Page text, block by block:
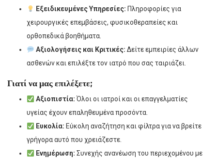
Εξειδικευμένες Υπηρεσίες: Πληροφορίες για
χειρουργικές επεμβάσεις, φυσικοθεραπείες και
ορθοπεδικά βοηθήματα.
Αξιολογήσεις και Κριτικές: Δείτε εμπειρίες άλλων
ασθενών και επιλέξτε τον ιατρό που σας ταιριάζει.
Γιατί να μας επιλέξετε;
Αξιοπιστία: Όλοι οι ιατροί και οι επαγγελματίες
υγείας έχουν επαληθευμένα προσόντα.
Ευκολία: Εύκολη αναζήτηση και φίλτρα για να βρείτε
γρήγορα αυτό που χρειάζεστε.
Ενημέρωση: Συνεχής ανανέωση του περιεχομένου με